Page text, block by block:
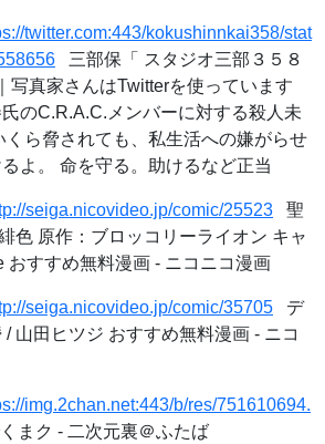
twitter.com:443/kokushinnkai358/stat
三部保「 スタジオ三部３５８
写真家さんはTwitterを使っています
氏のC.R.A.C.メンバーに対する殺人未
くら脅されても、私生活への嫌がらせ
よ。 命を守る。助けるなど正当
seiga.nicovideo.jp/comic/25523 聖
色 原作：ブロッコリーライオン キャ
おすすめ無料漫画 - ニコニコ漫画
seiga.nicovideo.jp/comic/35705 デ
山田ヒツジ おすすめ無料漫画 - ニコ
img.2chan.net:443/b/res/751610694.
まク - 二次元裏＠ふたば